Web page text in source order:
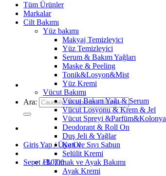
Ara:
Giriş Yap / Üye Ol
Sepet /₺0,00
Tüm Ürünler
Markalar
Cilt Bakımı
Yüz bakımı
Makyaj Temizleyici
Yüz Temizleyici
Serum & Bakım Yağları
Maske & Peeling
Tonik&Losyon&Mist
Yüz Kremi
Vücut Bakımı
Vücut Bakım Yağı & Serum
Vücut Losyonu & Krem & Jel
Vücut Spreyi &Parfüm&Kolonya
Deodorant & Roll On
Duş Jeli & Yağlar
Katı ve Sıvı Sabun
Selülit Kremi
El, Tırnak ve Ayak Bakımı
Ayak Kremi